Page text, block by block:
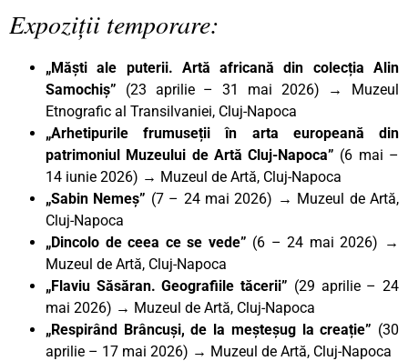
Expoziții temporare:
„Măști ale puterii. Artă africană din colecția Alin
Samochiș” (23 aprilie – 31 mai 2026) → Muzeul
Etnografic al Transilvaniei, Cluj-Napoca
„Arhetipurile frumuseții în arta europeană din
patrimoniul Muzeului de Artă Cluj-Napoca” (6 mai –
14 iunie 2026) → Muzeul de Artă, Cluj-Napoca
„Sabin Nemeș” (7 – 24 mai 2026) → Muzeul de Artă,
Cluj-Napoca
„Dincolo de ceea ce se vede” (6 – 24 mai 2026) →
Muzeul de Artă, Cluj-Napoca
„Flaviu Săsăran. Geografiile tăcerii” (29 aprilie – 24
mai 2026) → Muzeul de Artă, Cluj-Napoca
„Respirând Brâncuși, de la meșteșug la creație” (30
aprilie – 17 mai 2026) → Muzeul de Artă, Cluj-Napoca